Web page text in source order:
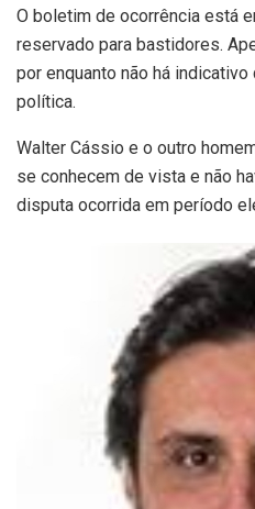
O boletim de ocorrência está
reservado para bastidores.
por enquanto não há
política.
Walter Cássio e o outro
se conhecem de vista e não
disputa ocorrida em período